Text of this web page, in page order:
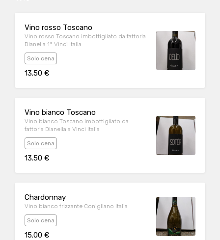
Vino rosso Toscano
Vino rosso Toscano imbottigliato da fattoria
Dianella 1° Vinci Italia
Solo cena
13.50 €
Vino bianco Toscano
Vino bianco Toscano imbottigliato da
fattoria Dianella a Vinci Italia
Solo cena
13.50 €
Chardonnay
Vino bianco frizzante Conigliano Italia
Solo cena
15.00 €